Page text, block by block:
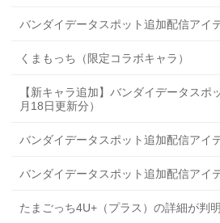
バンダイデータスポット追加配信アイ
くまもっち（限定コラボキャラ）
【新キャラ追加】バンダイデータスポ
月18日更新分）
バンダイデータスポット追加配信アイ
バンダイデータスポット追加配信アイ
たまごっち4U+（プラス）の詳細が判